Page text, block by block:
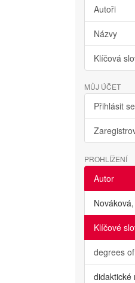
Autoři
Názvy
Klíčová
MŮJ ÚČET
Přihlásit se
PROHLÍŽENÍ
Autor
Klíčové
degrees
didaktické